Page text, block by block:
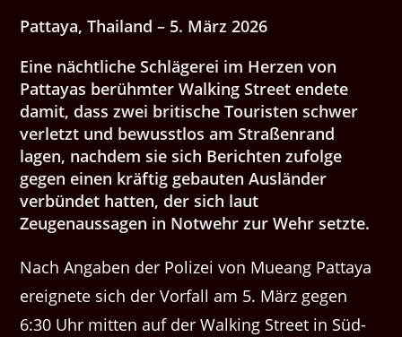
Pattaya, Thailand – 5. März 2026
Eine nächtliche Schlägerei im Herzen von
Pattayas berühmter Walking Street endete
damit, dass zwei britische Touristen schwer
verletzt und bewusstlos am Straßenrand
lagen, nachdem sie sich Berichten zufolge
gegen einen kräftig gebauten Ausländer
verbündet hatten, der sich laut
Zeugenaussagen in Notwehr zur Wehr setzte.
Nach Angaben der Polizei von Mueang Pattaya
ereignete sich der Vorfall am 5. März gegen
6:30 Uhr mitten auf der Walking Street in Süd-